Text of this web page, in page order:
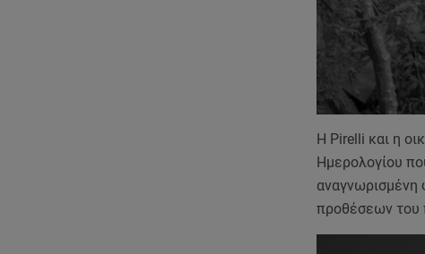
Η Pirelli και η
Ημερολογίου
αναγνωρισμένη
προθέσεων του